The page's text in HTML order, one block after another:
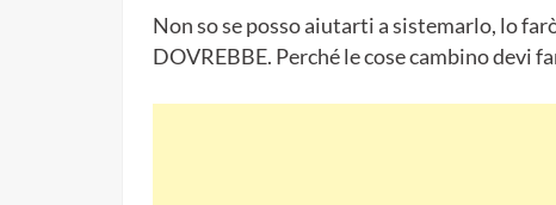
Non so se posso aiutarti a sistemarlo, lo
DOVREBBE. Perché le cose cambino devi